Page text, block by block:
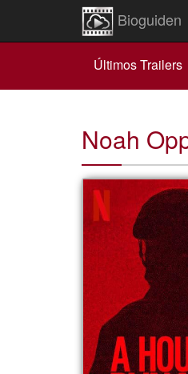
Bioguiden
Últimos Trailers
Noah